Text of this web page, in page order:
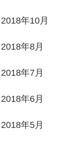
2018年10月
2018年8月
2018年7月
2018年6月
2018年5月